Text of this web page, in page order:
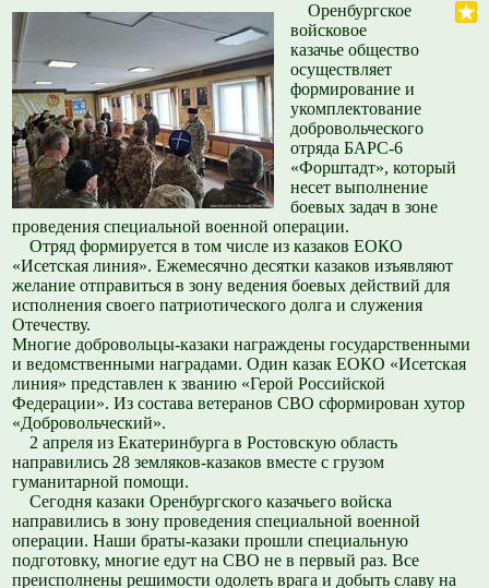
Оренбургское
войсковое
казачье общество
осуществляет
формирование и
укомплектование
добровольческого
отряда БАРС-6
«Форштадт», который
несет выполнение
боевых задач в зоне
проведения специальной военной операции.
Отряд формируется в том числе из казаков ЕОКО
«Исетская линия». Ежемесячно десятки казаков изъявляют
желание отправиться в зону ведения боевых действий для
исполнения своего патриотического долга и служения
Отечеству.
Многие добровольцы-казаки награждены государственными
и ведомственными наградами. Один казак ЕОКО «Исетская
линия» представлен к званию «Герой Российской
Федерации». Из состава ветеранов СВО сформирован хутор
«Добровольческий».
2 апреля из Екатеринбурга в Ростовскую область
направились 28 земляков-казаков вместе с грузом
гуманитарной помощи.
Сегодня казаки Оренбургского казачьего войска
направились в зону проведения специальной военной
операции. Наши браты-казаки прошли специальную
подготовку, многие едут на СВО не в первый раз. Все
преисполнены решимости одолеть врага и добыть славу на